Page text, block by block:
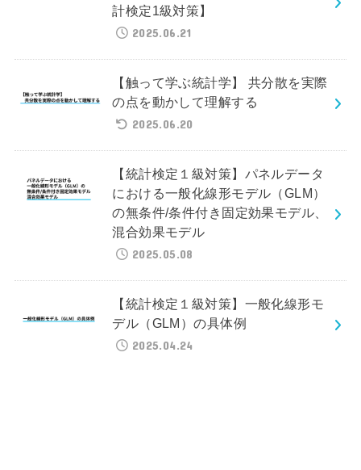
計検定1級対策】
2025.06.21
【触って学ぶ統計学】 共分散を実際
の点を動かして理解する
2025.06.20
【統計検定１級対策】パネルデータ
における一般化線形モデル（GLM）
の無条件/条件付き固定効果モデル、
混合効果モデル
2025.05.08
【統計検定１級対策】一般化線形モ
デル（GLM）の具体例
2025.04.24